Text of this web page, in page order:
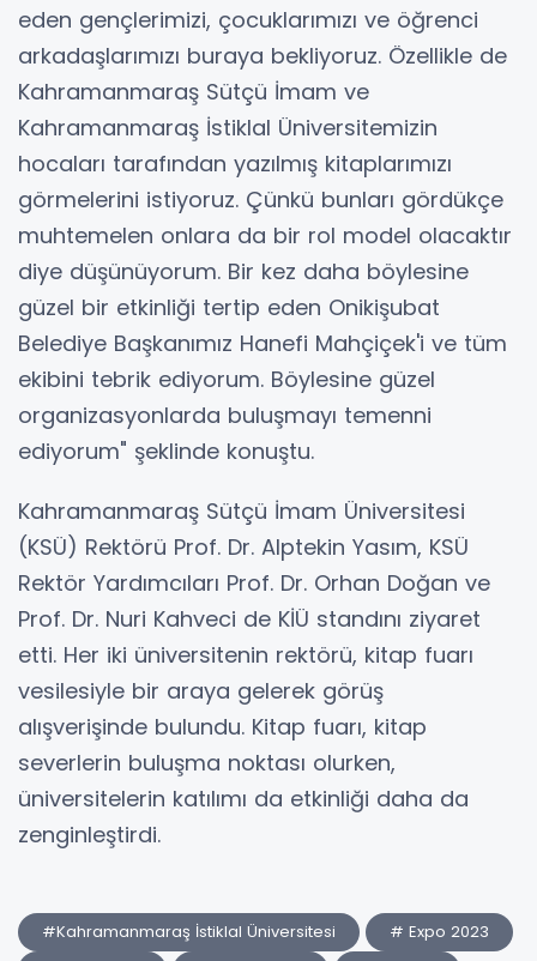
eden gençlerimizi, çocuklarımızı ve öğrenci
arkadaşlarımızı buraya bekliyoruz. Özellikle de
Kahramanmaraş Sütçü İmam ve
Kahramanmaraş İstiklal Üniversitemizin
hocaları tarafından yazılmış kitaplarımızı
görmelerini istiyoruz. Çünkü bunları gördükçe
muhtemelen onlara da bir rol model olacaktır
diye düşünüyorum. Bir kez daha böylesine
güzel bir etkinliği tertip eden Onikişubat
Belediye Başkanımız Hanefi Mahçiçek'i ve tüm
ekibini tebrik ediyorum. Böylesine güzel
organizasyonlarda buluşmayı temenni
ediyorum" şeklinde konuştu.
Kahramanmaraş Sütçü İmam Üniversitesi
(KSÜ) Rektörü Prof. Dr. Alptekin Yasım, KSÜ
Rektör Yardımcıları Prof. Dr. Orhan Doğan ve
Prof. Dr. Nuri Kahveci de KİÜ standını ziyaret
etti. Her iki üniversitenin rektörü, kitap fuarı
vesilesiyle bir araya gelerek görüş
alışverişinde bulundu. Kitap fuarı, kitap
severlerin buluşma noktası olurken,
üniversitelerin katılımı da etkinliği daha da
zenginleştirdi.
#Kahramanmaraş İstiklal Üniversitesi
# Expo 2023